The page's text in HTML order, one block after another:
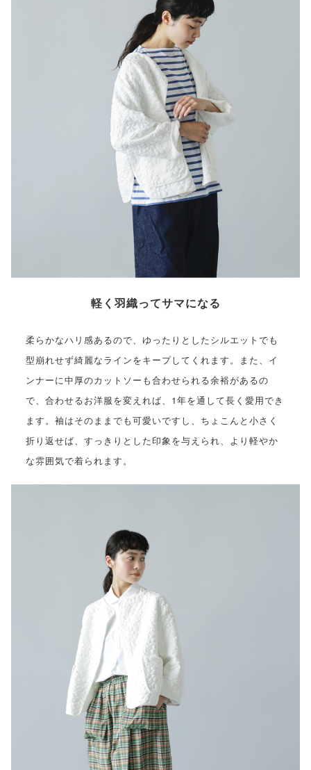
軽く羽織ってサマになる
柔らかなハリ感あるので、ゆったりとしたシルエットでも
型崩れせず綺麗なラインをキープしてくれます。また、イ
ンナーに中厚のカットソーも合わせられる余裕があるの
で、合わせるお洋服を変えれば、1年を通して長く愛用でき
ます。袖はそのままでも可愛いですし、ちょこんと小さく
折り返せば、すっきりとした印象を与えられ、より軽やか
な雰囲気で着られます。